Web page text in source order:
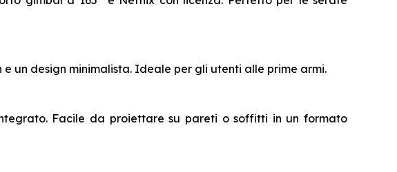
un design minimalista. Ideale per gli utenti alle prime armi.
Facile da proiettare su pareti o soffitti in un formato